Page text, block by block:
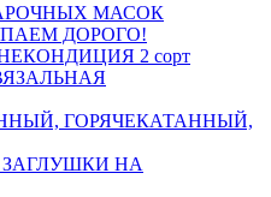
МАСОК
ДОРОГО!
2 сорт
ГОРЯЧЕКАТАННЫЙ,
ЗАГЛУШКИ НА